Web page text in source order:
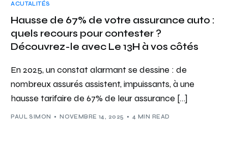
ACUTALITÉS
Hausse de 67% de votre assurance auto :
quels recours pour contester ?
Découvrez-le avec Le 13H à vos côtés
En 2025, un constat alarmant se dessine : de
nombreux assurés assistent, impuissants, à une
hausse tarifaire de 67% de leur assurance […]
PAUL SIMON NOVEMBRE 14, 2025 4 MIN READ